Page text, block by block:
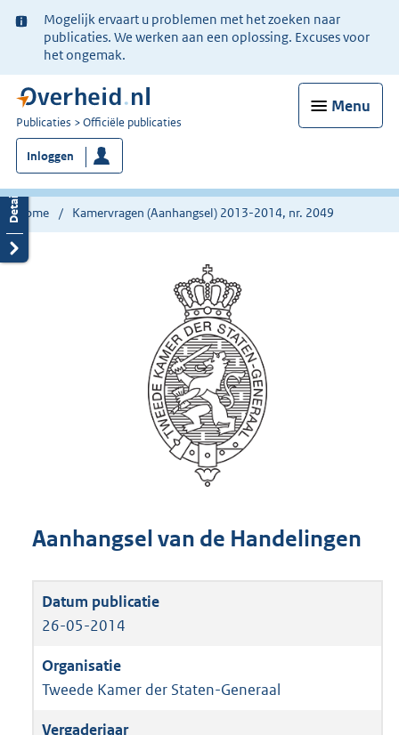
Ter
informatie:
Mogelijk ervaart u problemen met het zoeken naar
publicaties. We werken aan een oplossing. Excuses voor
het ongemak.
Menu
U
bent
nu
hier:
Publicaties Officiële publicaties
Inloggen
Home Kamervragen (Aanhangsel) 2013-2014, nr. 2049
Aanhangsel van de Handelingen
26-05-2014
Tweede Kamer der Staten-Generaal